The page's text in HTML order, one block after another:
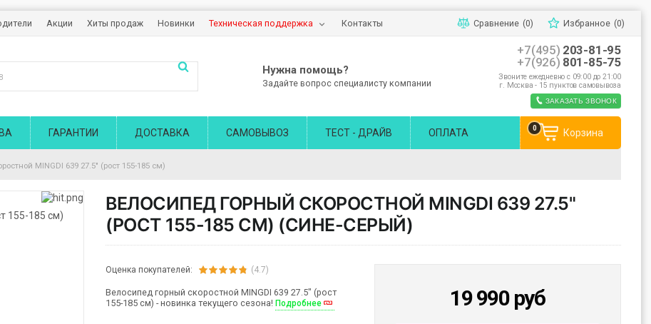
Акции Хиты продаж Новинки Техническая поддержка Контакты Сравнение (0) Избранное (0)
Нужна помощь?
Задайте вопрос специалисту компании
+7(495) 203-81-95
+7(926) 801-85-75
Звоните ежедневно с 09:00 до 21:00
г. Москва - 15 пунктов самовывоза
ЗАКАЗАТЬ ЗВОНОК
ГАРАНТИИ ДОСТАВКА САМОВЫВОЗ ТЕСТ - ДРАЙВ ОПЛАТА Корзина
0
MINGDI 639 27.5" (рост 155-185 см)
ВЕЛОСИПЕД ГОРНЫЙ СКОРОСТНОЙ MINGDI 639 27.5"
(РОСТ 155-185 СМ) (СИНЕ-СЕРЫЙ)
Оценка покупателей: (4.7)
Велосипед горный скоростной MINGDI 639 27.5" (рост
155-185 см) - новинка текущего сезона!Подробнее 19 990 руб